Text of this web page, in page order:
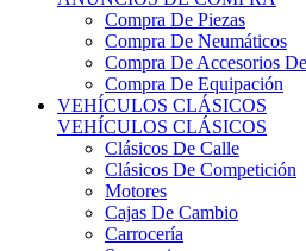
ANUNCIOS DE COMPRA
Compra De Competición
Compra De Calle
Compra De Piezas
KARTING
KARTING
Karts Completos Alevín
Karts Completos Cadete
Karts Completos Junior
Karts Completos Senior
Superkart